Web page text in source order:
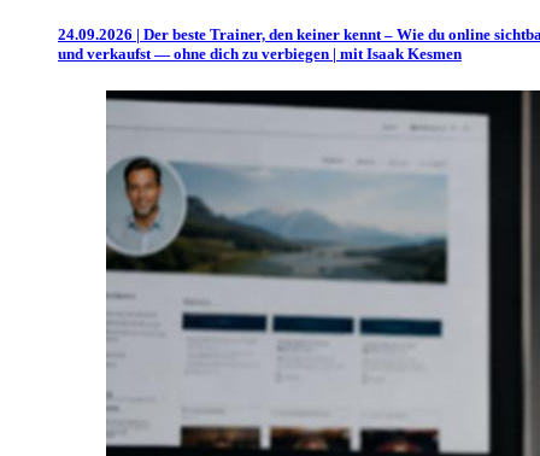
24.09.2026 | Der beste Trainer, den keiner kennt – Wie du online
und verkaufst — ohne dich zu verbiegen | mit Isaak Kesmen